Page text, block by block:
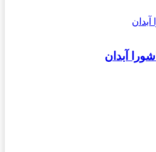
آبدان